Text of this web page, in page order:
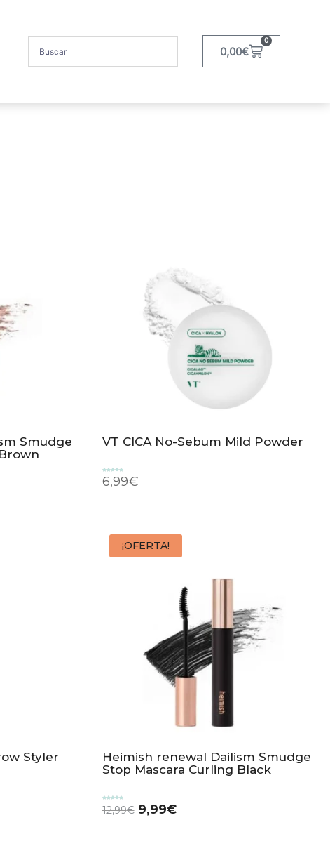
0,00€
0
Smudge
VT CICA No-Sebum Mild Powder
con
5.00
de 5
6,99€
Styler
¡OFERTA!
Heimish renewal Dailism Smudge
Stop Mascara Curling Black
con
5.00
de 5
12,99€ 9,99€